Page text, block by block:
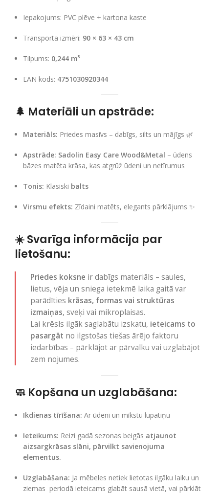
Iepakojums: PVC plēve + kartona kaste
Transporta izmēri: 90 × 63 × 43 cm
Tilpums: 0,244 m³
EAN kods: 4751030920344
🌲 Materiāli un apstrāde:
Materiāls: Priedes masīvs – dabīgs, silts un mājīgs 🌿
Apstrāde: Sadolin Easy Care Wood&Metal – ūdens
bāzes matēta krāsa, kas atgrūž ūdeni un netīrumus
Tonis: Klasiski balts
Virsmu efekts: Zīdaini matēts, elegants pārklājums ✨
☀️Svarīga informācija par
lietošanu:
Priedes koksne ir dabīgs materiāls – saules,
lietus, vēja un sniega ietekmē laika gaitā var
parādīties krāsas, formas vai struktūras
izmaiņas, sveķi vai mikroplaisas.
Lai krēsls ilgāk saglabātu izskatu, ieteicams to
pasargāt no ilgstošas tiešas ārējo faktoru
iedarbības – pārklājot ar pārvalku vai uzglabājot
zem nojumes.
🧼 Kopšana un uzglabāšana:
Ikdienas tīrīšana: Ar ūdeni un mīkstu lupatiņu
Ieteikums: Reizi gadā sezonas beigās atjaunot
aizsargkrāsas slāni, pārvilkt savienojuma
elementus.
Uzglabāšana: Ja mēbeles netiek lietotas ilgāku laiku un
ziemas periodā ieteicams glabāt sausā vietā, vai pārklāt